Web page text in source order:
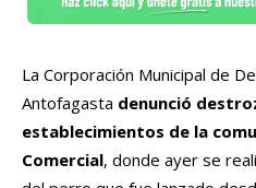
La Corporación Municipal de
Antofagasta denunció
establecimientos de la
Comercial, donde ayer se